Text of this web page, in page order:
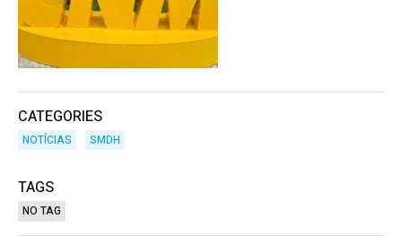
CATEGORIES
NOTÍCIAS SMDH
TAGS
NO TAG